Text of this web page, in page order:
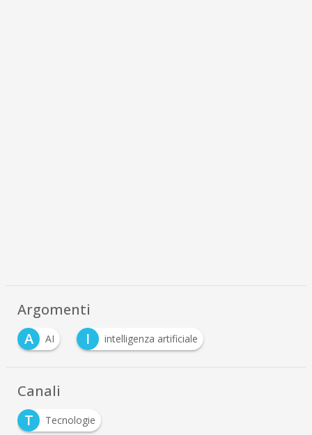
Argomenti
A
AI I intelligenza artificiale
Canali
T
Tecnologie